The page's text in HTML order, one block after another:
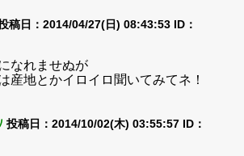
稿日：2014/04/27(日) 08:43:53 ID：
なれませぬが
産地とかイロイロ聞いてみてネ！
投稿日：2014/10/02(木) 03:55:57 ID：